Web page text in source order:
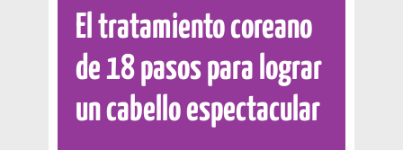
El tratamiento coreano
de 18 pasos para lograr
un cabello espectacular